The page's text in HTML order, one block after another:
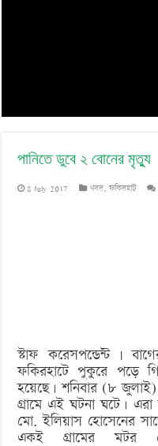
‘বড় নাশকতার জন্য’ অস্ত্র নিয়ে
পানিতে ডুবে ২ বোনের মৃত্যু
8 July 2017 খবর,ফকিরহাট
স্টাফ করেসপন্ডেন্ট |
ফকিরহাটে পুকুরে পড়ে
হয়েছে। শনিবার (৮
গ্রামে এই ঘটনা ঘটে।
মো. ইলিয়াস হোসেনের
একই গ্রামের মটর